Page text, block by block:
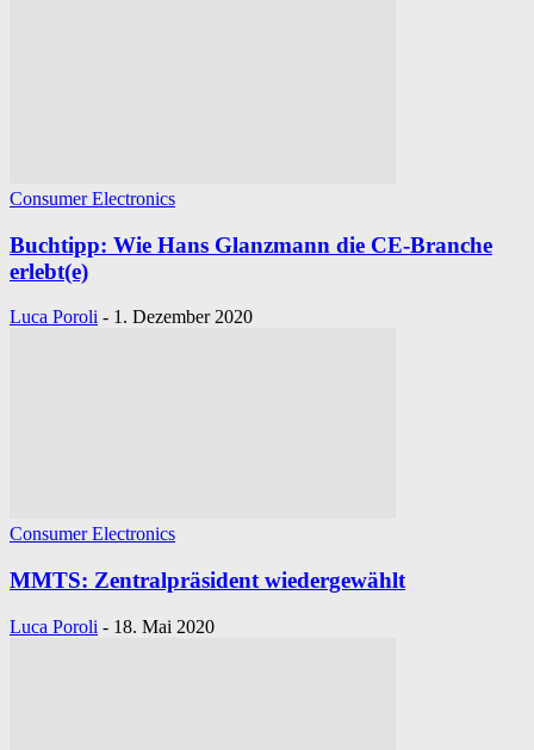
Consumer Electronics
Buchtipp: Wie Hans Glanzmann die CE-Branche
erlebt(e)
Luca Poroli - 1. Dezember 2020
Consumer Electronics
MMTS: Zentralpräsident wiedergewählt
Luca Poroli - 18. Mai 2020